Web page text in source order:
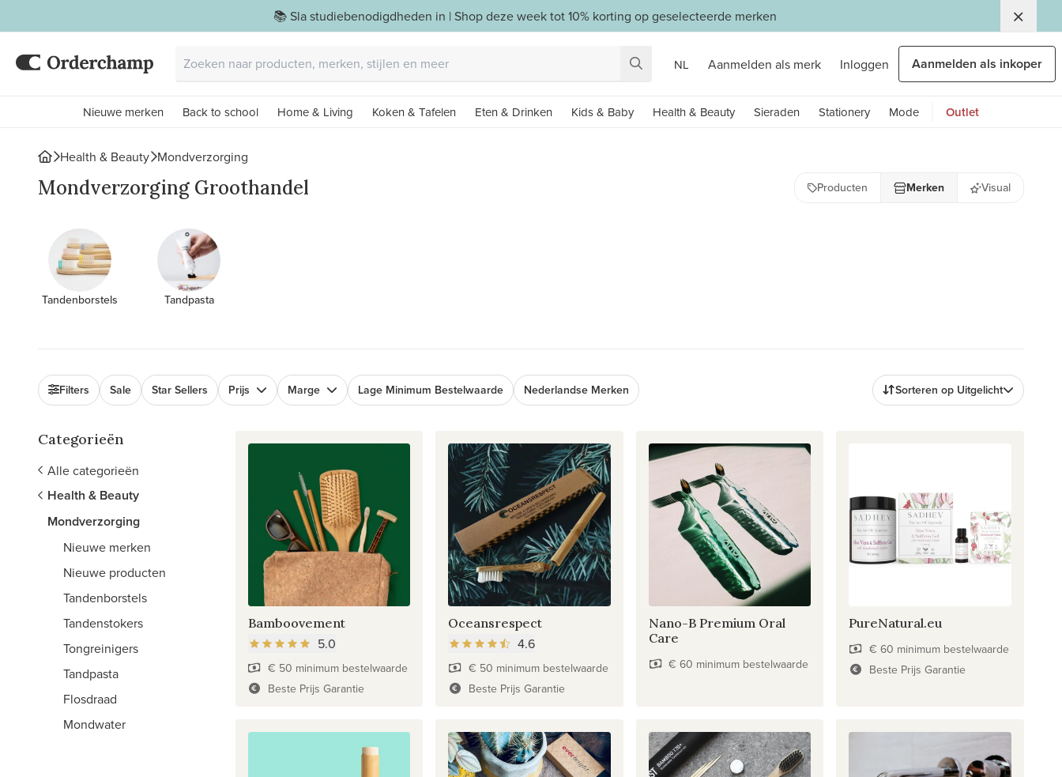
📚 Sla studiebenodigdheden in | Shop deze week tot 10% korting op geselecteerde merken
NL Aanmelden als merk Inloggen Aanmelden als inkoper
Nieuwe merken Back to school Home & Living Koken & Tafelen Eten & Drinken Kids & Baby Health & Beauty Sieraden Stationery Mode Outlet
Health & Beauty Mondverzorging
Mondverzorging Groothandel Producten Merken Visual
Tandenborstels Tandpasta
Filters Sale Star Sellers Prijs Marge Lage Minimum Bestelwaarde Nederlandse Merken Sorteren op Uitgelicht
Categorieën
Alle categorieën
Health & Beauty
Mondverzorging
Nieuwe merken
Nieuwe producten
Tandenborstels
Tandenstokers
Tongreinigers
Tandpasta
Flosdraad
Mondwater
Bamboovement
5.0
€ 50 minimum bestelwaarde
Beste Prijs Garantie
Oceansrespect
4.6
€ 50 minimum bestelwaarde
Beste Prijs Garantie
Nano-B Premium Oral
Care
€ 60 minimum bestelwaarde
PureNatural.eu
€ 60 minimum bestelwaarde
Beste Prijs Garantie